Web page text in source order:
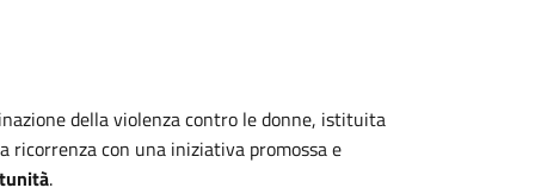
della violenza contro le donne, istituita
ricorrenza con una iniziativa promossa e
.